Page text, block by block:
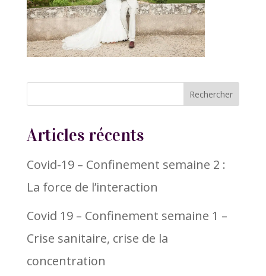
Articles récents
Covid-19 – Confinement semaine 2 :
La force de l’interaction
Covid 19 – Confinement semaine 1 –
Crise sanitaire, crise de la
concentration